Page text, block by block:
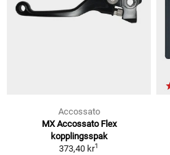
Accossato
MX Accossato Flex
kopplingsspak
373,40 kr1